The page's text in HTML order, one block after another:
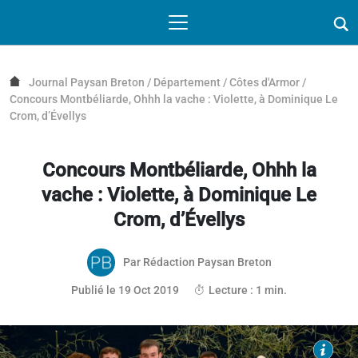
Journal Paysan Breton / Département /Côtes d'Armor /
Concours Montbéliarde, Ohhh la vache : Violette, à Dominique Le
Crom, d’Évellys
Concours Montbéliarde, Ohhh la
vache : Violette, à Dominique Le
Crom, d’Évellys
Par Rédaction Paysan Breton
Publié le 19 Oct 2019 17 octobre 2019
Lecture : 1 min.